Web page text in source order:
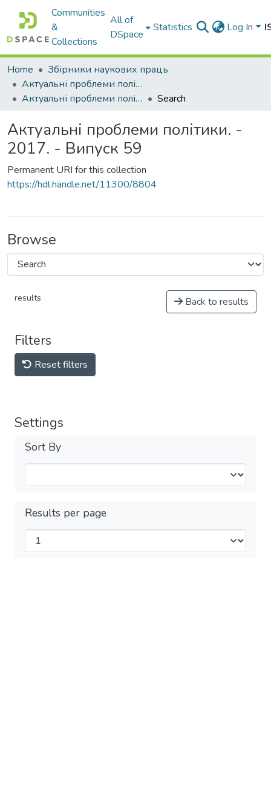
Communities
&
Collections
All of
DSpace
Statistics Log In
Home
Збірники наукових праць
Актуальні проблеми політики
Актуальні проблеми політики. - 2017. - Випуск 59
Search
Актуальні проблеми політики. -
2017. - Випуск 59
Permanent URI for this collection
https://hdl.handle.net/11300/8804
Browse
results Back to results
Filters
Reset filters
Settings
Sort By
Results per page